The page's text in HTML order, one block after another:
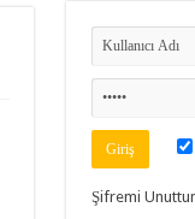
Şifremi